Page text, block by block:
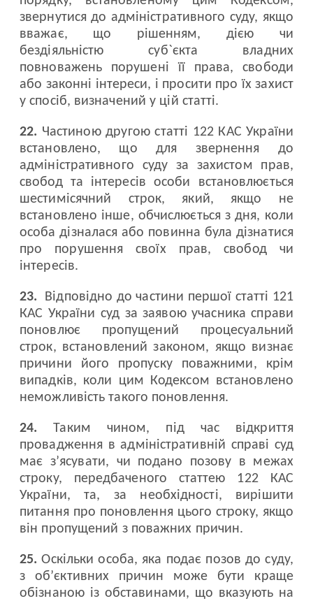
звернутися до адміністративного суду, якщо
вважає, що рішенням, дією чи
бездіяльністю суб`єкта владних
повноважень порушені її права, свободи
або законні інтереси, і просити про їх захист
у спосіб, визначений у цій статті.
22. Частиною другою статті 122 КАС України
встановлено, що для звернення до
адміністративного суду за захистом прав,
свобод та інтересів особи встановлюється
шестимісячний строк, який, якщо не
встановлено інше, обчислюється з дня, коли
особа дізналася або повинна була дізнатися
про порушення своїх прав, свобод чи
інтересів.
23.
Відповідно до частини першої статті 121
КАС України суд за заявою учасника справи
поновлює пропущений процесуальний
строк, встановлений законом, якщо визнає
причини його пропуску поважними, крім
випадків, коли цим Кодексом встановлено
неможливість такого поновлення.
24.Таким чином, під час відкриття
провадження в адміністративній справі суд
має з’ясувати, чи подано позову в межах
строку, передбаченого статтею 122 КАС
України, та, за необхідності, вирішити
питання про поновлення цього строку, якщо
він пропущений з поважних причин.
25.Оскільки особа, яка подає позов до суду,
з об’єктивних причин може бути краще
обізнаною із обставинами, що вказують на